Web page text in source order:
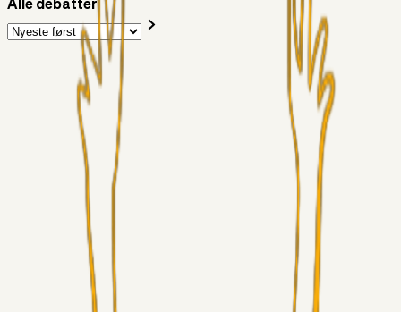
Alle debatter
Chrisdinho88 06. aug. 2026
Horsens - Brøndby billet
Alt det andet
Chrisdinho88
05. aug. 2026
Bange anelser
GulBlaaPuls
Kommer Jobbe hjem?
Masterclass
05. aug. 2026
Brøndby-TV og u-19